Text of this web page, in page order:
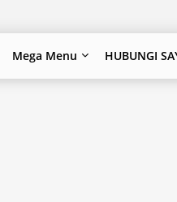
Mega Menu HUBUNGI